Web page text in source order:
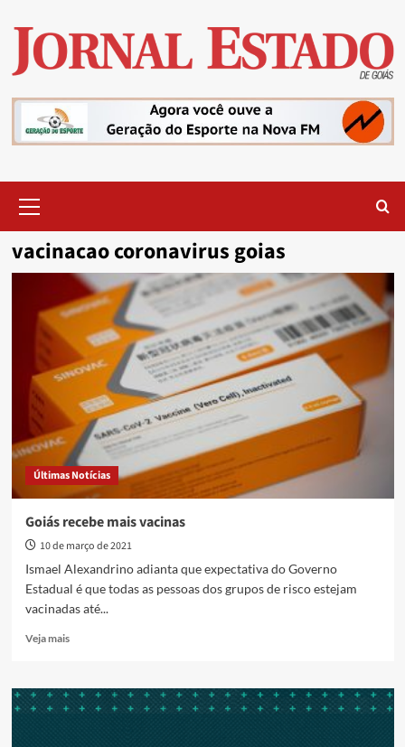
content
Menu
vacinacao coronavirus goias
Últimas Notícias
Goiás recebe mais vacinas
10 de março de 2021
Ismael Alexandrino adianta que expectativa do Governo
Estadual é que todas as pessoas dos grupos de risco estejam
vacinadas até...
Veja maisRead
Goiás
recebe